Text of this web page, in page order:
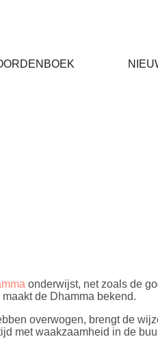
onderwijst, net zoals de
de Dhamma bekend.
overwogen, brengt de
met waakzaamheid in de